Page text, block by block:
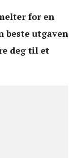
for en
beste utgaven
deg til et